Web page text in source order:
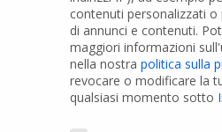
Tubi PVC
Raccordi PVC
Tubi e Raccordi in PVC-A
Pozzi Artesiani
contenuti personalizzati o
di annunci e contenuti.
maggiori informazioni
nella nostra politica sulla
revocare o modificare la
qualsiasi momento sotto
Preferenze Privacy